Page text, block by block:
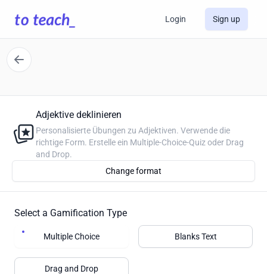
Login Sign up
Adjektive deklinieren
Personalisierte Übungen zu Adjektiven. Verwende die
richtige Form. Erstelle ein Multiple-Choice-Quiz oder Drag
and Drop.
Change format
Select a Gamification Type
Multiple Choice Blanks Text
Drag and Drop